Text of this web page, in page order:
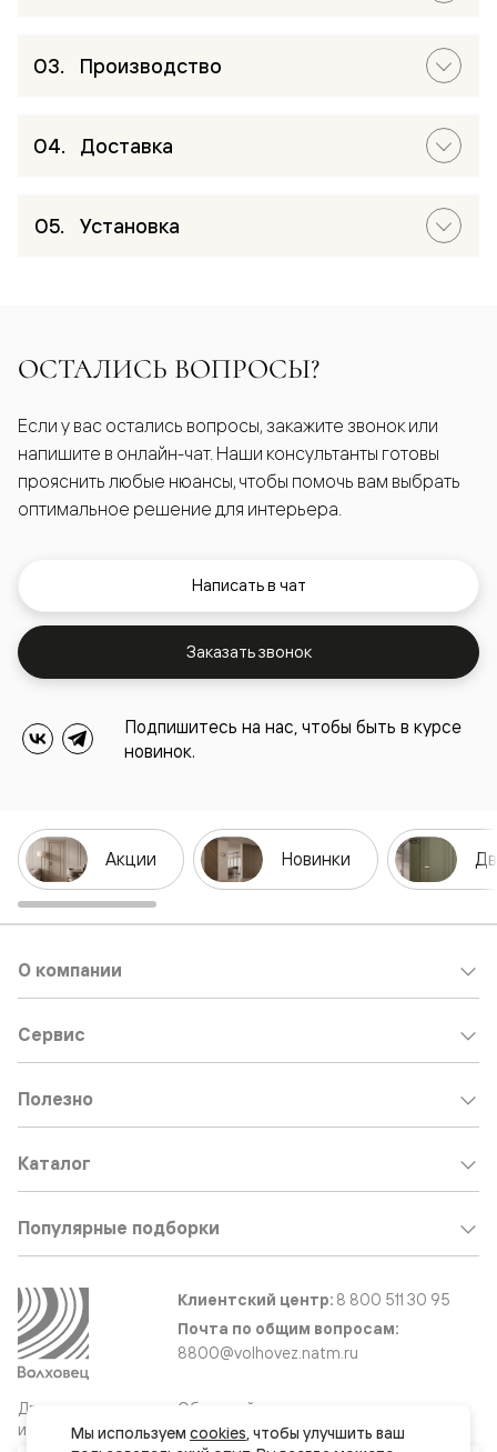
Производство
Доставка
Установка
ОСТАЛИСЬ ВОПРОСЫ?
Если у вас остались вопросы, закажите звонок или
напишите в онлайн-чат. Наши консультанты готовы
прояснить любые нюансы, чтобы помочь вам выбрать
оптимальное решение для интерьера.
Написать в чат
Заказать звонок
Подпишитесь на нас, чтобы быть в курсе
новинок.
Акции Новинки
Двери
и интерьерные
О компании
Сервис
Полезно
Каталог
Популярные подборки
Клиентский центр: 8 800 511 30 95
Почта по общим вопросам:
8800@volhovez.natm.ru
Обратный звонок
Мы используем cookies, чтобы улучшить ваш